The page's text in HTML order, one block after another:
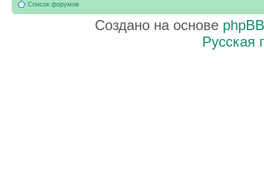
Список форумов
Создано на основе phpBB
Русская